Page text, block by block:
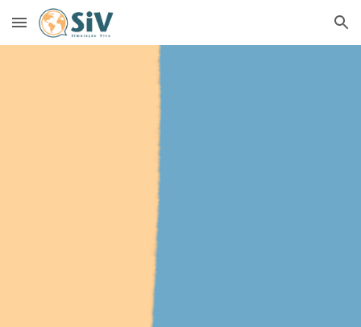
Skip to main content Skip to navigation